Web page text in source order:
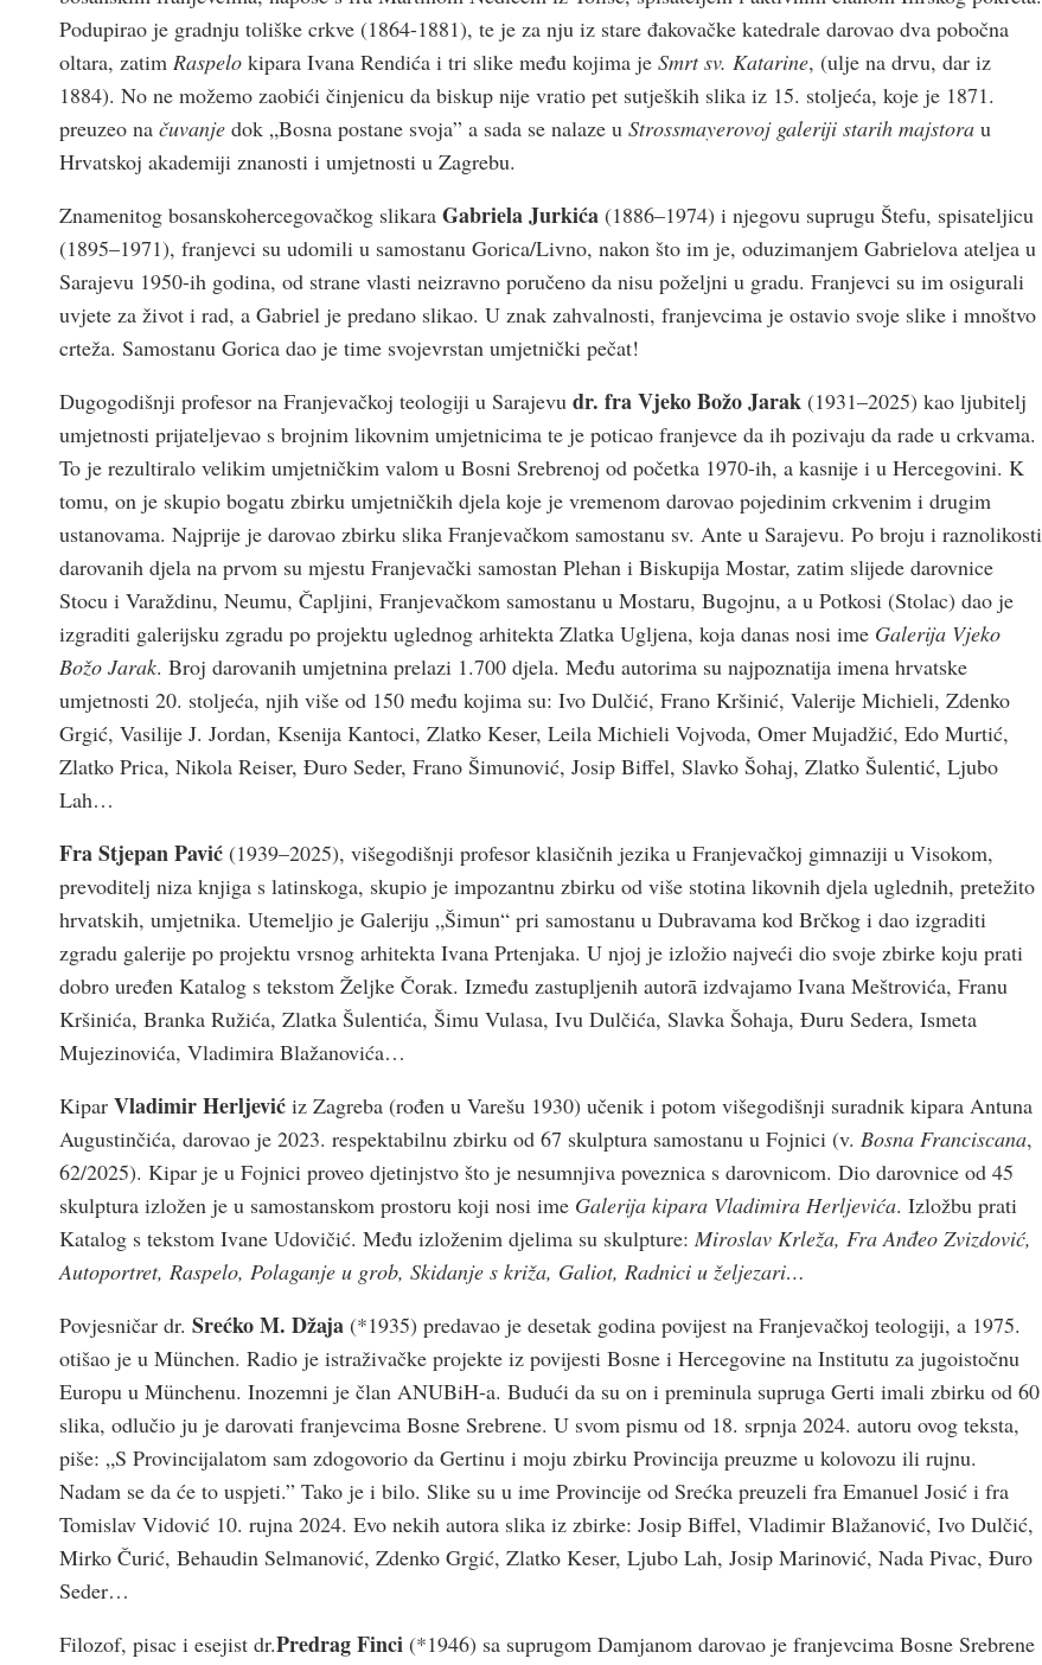
Podupirao je gradnju toliške crkve (1864-1881), te je za nju iz stare đakovačke katedrale darovao dva pobočna
oltara, zatim Raspelo kipara Ivana Rendića i tri slike među kojima je Smrt sv. Katarine, (ulje na drvu, dar iz
1884). No ne možemo zaobići činjenicu da biskup nije vratio pet sutjeških slika iz 15. stoljeća, koje je 1871.
preuzeo na čuvanje dok „Bosna postane svoja” a sada se nalaze u Strossmayerovoj galeriji starih majstora u
Hrvatskoj akademiji znanosti i umjetnosti u Zagrebu.
Znamenitog bosanskohercegovačkog slikara Gabriela Jurkića (1886–1974) i njegovu suprugu Štefu, spisateljicu
(1895–1971), franjevci su udomili u samostanu Gorica/Livno, nakon što im je, oduzimanjem Gabrielova ateljea u
Sarajevu 1950-ih godina, od strane vlasti neizravno poručeno da nisu poželjni u gradu. Franjevci su im osigurali
uvjete za život i rad, a Gabriel je predano slikao. U znak zahvalnosti, franjevcima je ostavio svoje slike i mnoštvo
crteža. Samostanu Gorica dao je time svojevrstan umjetnički pečat!
Dugogodišnji profesor na Franjevačkoj teologiji u Sarajevu dr. fra Vjeko Božo Jarak (1931–2025) kao ljubitelj
umjetnosti prijateljevao s brojnim likovnim umjetnicima te je poticao franjevce da ih pozivaju da rade u crkvama.
To je rezultiralo velikim umjetničkim valom u Bosni Srebrenoj od početka 1970-ih, a kasnije i u Hercegovini. K
tomu, on je skupio bogatu zbirku umjetničkih djela koje je vremenom darovao pojedinim crkvenim i drugim
ustanovama. Najprije je darovao zbirku slika Franjevačkom samostanu sv. Ante u Sarajevu. Po broju i raznolikosti
darovanih djela na prvom su mjestu Franjevački samostan Plehan i Biskupija Mostar, zatim slijede darovnice
Stocu i Varaždinu, Neumu, Čapljini, Franjevačkom samostanu u Mostaru, Bugojnu, a u Potkosi (Stolac) dao je
izgraditi galerijsku zgradu po projektu uglednog arhitekta Zlatka Ugljena, koja danas nosi ime Galerija Vjeko
Božo Jarak. Broj darovanih umjetnina prelazi 1.700 djela. Među autorima su najpoznatija imena hrvatske
umjetnosti 20. stoljeća, njih više od 150 među kojima su: Ivo Dulčić, Frano Kršinić, Valerije Michieli, Zdenko
Grgić, Vasilije J. Jordan, Ksenija Kantoci, Zlatko Keser, Leila Michieli Vojvoda, Omer Mujadžić, Edo Murtić,
Zlatko Prica, Nikola Reiser, Đuro Seder, Frano Šimunović, Josip Biffel, Slavko Šohaj, Zlatko Šulentić, Ljubo
Lah…
Fra Stjepan Pavić (1939–2025), višegodišnji profesor klasičnih jezika u Franjevačkoj gimnaziji u Visokom,
prevoditelj niza knjiga s latinskoga, skupio je impozantnu zbirku od više stotina likovnih djela uglednih, pretežito
hrvatskih, umjetnika. Utemeljio je Galeriju „Šimun“ pri samostanu u Dubravama kod Brčkog i dao izgraditi
zgradu galerije po projektu vrsnog arhitekta Ivana Prtenjaka. U njoj je izložio najveći dio svoje zbirke koju prati
dobro uređen Katalog s tekstom Željke Čorak. Između zastupljenih autorā izdvajamo Ivana Meštrovića, Franu
Kršinića, Branka Ružića, Zlatka Šulentića, Šimu Vulasa, Ivu Dulčića, Slavka Šohaja, Đuru Sedera, Ismeta
Mujezinovića, Vladimira Blažanovića…
Kipar Vladimir Herljević iz Zagreba (rođen u Varešu 1930) učenik i potom višegodišnji suradnik kipara Antuna
Augustinčića, darovao je 2023. respektabilnu zbirku od 67 skulptura samostanu u Fojnici (v. Bosna Franciscana,
62/2025). Kipar je u Fojnici proveo djetinjstvo što je nesumnjiva poveznica s darovnicom. Dio darovnice od 45
skulptura izložen je u samostanskom prostoru koji nosi ime Galerija kipara Vladimira Herljevića. Izložbu prati
Katalog s tekstom Ivane Udovičić. Među izloženim djelima su skulpture: Miroslav Krleža, Fra Anđeo Zvizdović,
Autoportret, Raspelo, Polaganje u grob, Skidanje s križa, Galiot, Radnici u željezari…
Povjesničar dr. Srećko M. Džaja (*1935) predavao je desetak godina povijest na Franjevačkoj teologiji, a 1975.
otišao je u München. Radio je istraživačke projekte iz povijesti Bosne i Hercegovine na Institutu za jugoistočnu
Europu u Münchenu. Inozemni je član ANUBiH-a. Budući da su on i preminula supruga Gerti imali zbirku od 60
slika, odlučio ju je darovati franjevcima Bosne Srebrene. U svom pismu od 18. srpnja 2024. autoru ovog teksta,
piše: „S Provincijalatom sam zdogovorio da Gertinu i moju zbirku Provincija preuzme u kolovozu ili rujnu.
Nadam se da će to uspjeti.” Tako je i bilo. Slike su u ime Provincije od Srećka preuzeli fra Emanuel Josić i fra
Tomislav Vidović 10. rujna 2024. Evo nekih autora slika iz zbirke: Josip Biffel, Vladimir Blažanović, Ivo Dulčić,
Mirko Čurić, Behaudin Selmanović, Zdenko Grgić, Zlatko Keser, Ljubo Lah, Josip Marinović, Nada Pivac, Đuro
Seder…
Filozof, pisac i esejist dr.Predrag Finci (*1946) sa suprugom Damjanom darovao je franjevcima Bosne Srebrene